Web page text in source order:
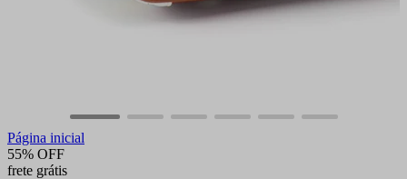
Página inicial
55% OFF
frete grátis